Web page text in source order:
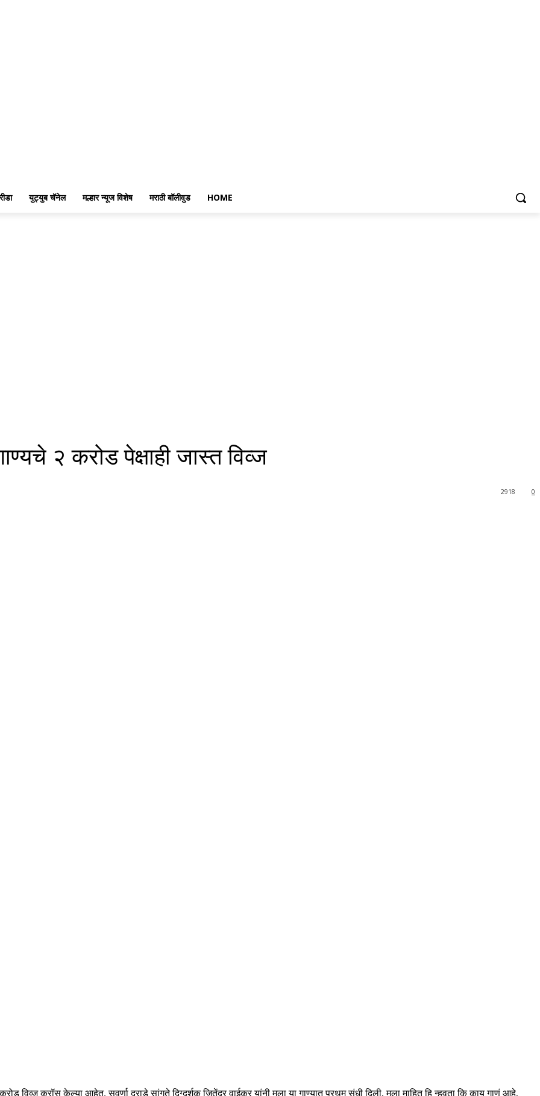
युट्युब चॅनेल मल्हार न्यूज विशेष मराठी बॉलीवुड HOME
२ करोड पेक्षाही जास्त विव्ज
0
2918
विव्ज क्रॉस केल्या आहेत. सुवर्णा दराडे सांगते दिग्दर्शक जितेंद्र वाईकर यांनी मला या गाण्यात प्रथम संधी दिली, मला माहित हि न्हवता कि काय गाणं आहे,